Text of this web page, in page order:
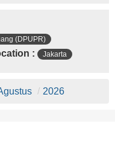
(DPUPR)
: Jakarta
/ 2026